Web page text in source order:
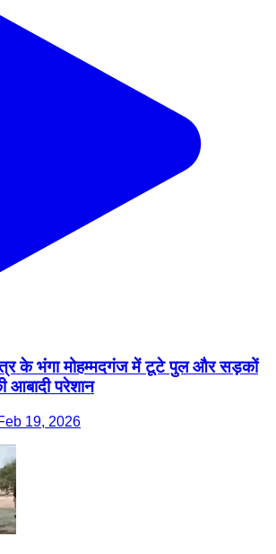
के भंगा मोहम्मदगंज में टूटे पुल और सड़कों
आबादी परेशान
19, 2026